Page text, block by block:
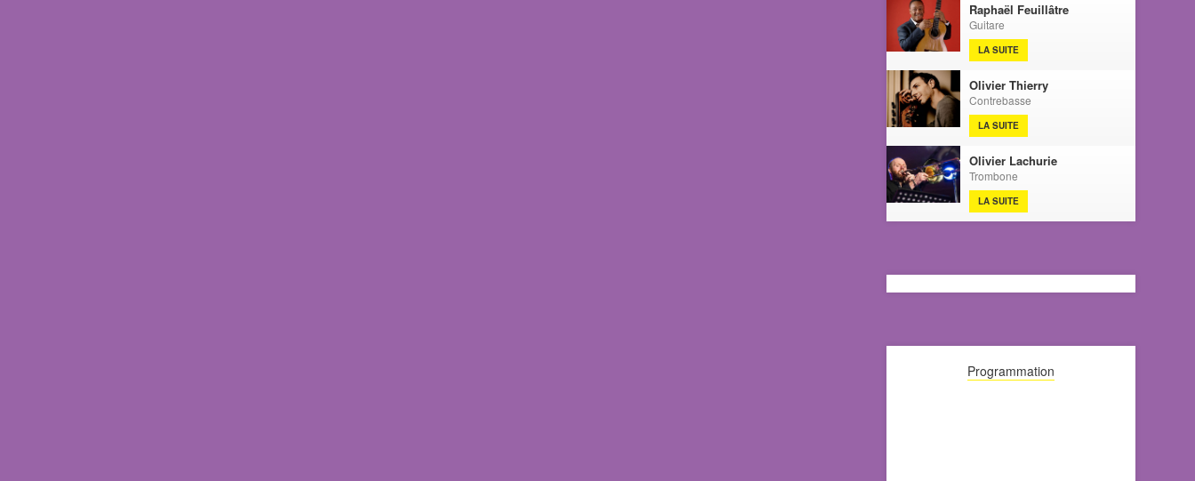
Raphaël Feuillâtre
Guitare
LA SUITE
Olivier Thierry
Contrebasse
LA SUITE
Olivier Lachurie
Trombone
LA SUITE
Programmation